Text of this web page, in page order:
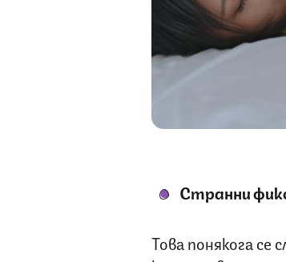
Странни
Това понякога се